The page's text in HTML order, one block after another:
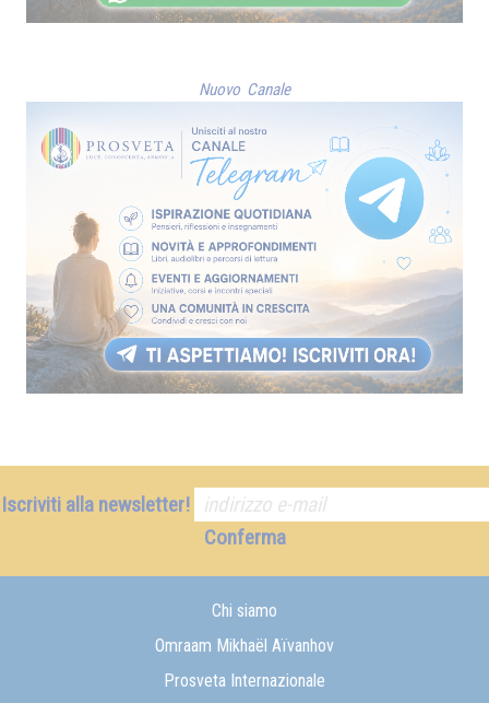
Nuovo Canale
Iscriviti alla newsletter!
Conferma
Chi siamo
Omraam Mikhaël Aïvanhov
Prosveta Internazionale